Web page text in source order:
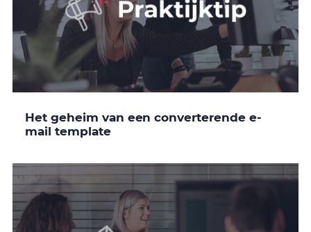
Het geheim van een converterende e-
mail template